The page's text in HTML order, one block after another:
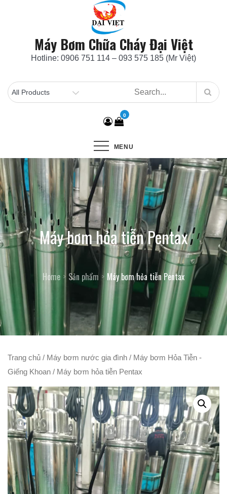
Máy Bơm Chữa Cháy Đại Việt
Hotline: 0906 751 114 – 093 575 185 (Mr Việt)
0
MENU
Máy bơm hỏa tiễn Pentax
Home Sản phẩm Máy bơm hỏa tiễn Pentax
Trang chủ / Máy bơm nước gia đình / Máy bơm Hỏa Tiễn -
Giếng Khoan / Máy bơm hỏa tiễn Pentax